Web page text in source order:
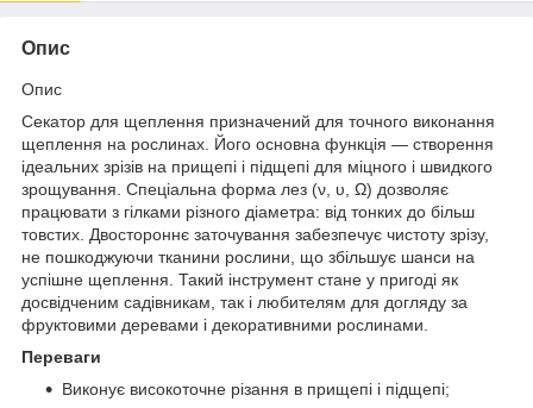
Опис
Опис
Секатор для щеплення призначений для точного виконання
щеплення на рослинах. Його основна функція — створення
ідеальних зрізів на прищепі і підщепі для міцного і швидкого
зрощування. Спеціальна форма лез (ν, υ, Ω) дозволяє
працювати з гілками різного діаметра: від тонких до більш
товстих. Двостороннє заточування забезпечує чистоту зрізу,
не пошкоджуючи тканини рослини, що збільшує шанси на
успішне щеплення. Такий інструмент стане у пригоді як
досвідченим садівникам, так і любителям для догляду за
фруктовими деревами і декоративними рослинами.
Переваги
Виконує високоточне різання в прищепі і підщепі;